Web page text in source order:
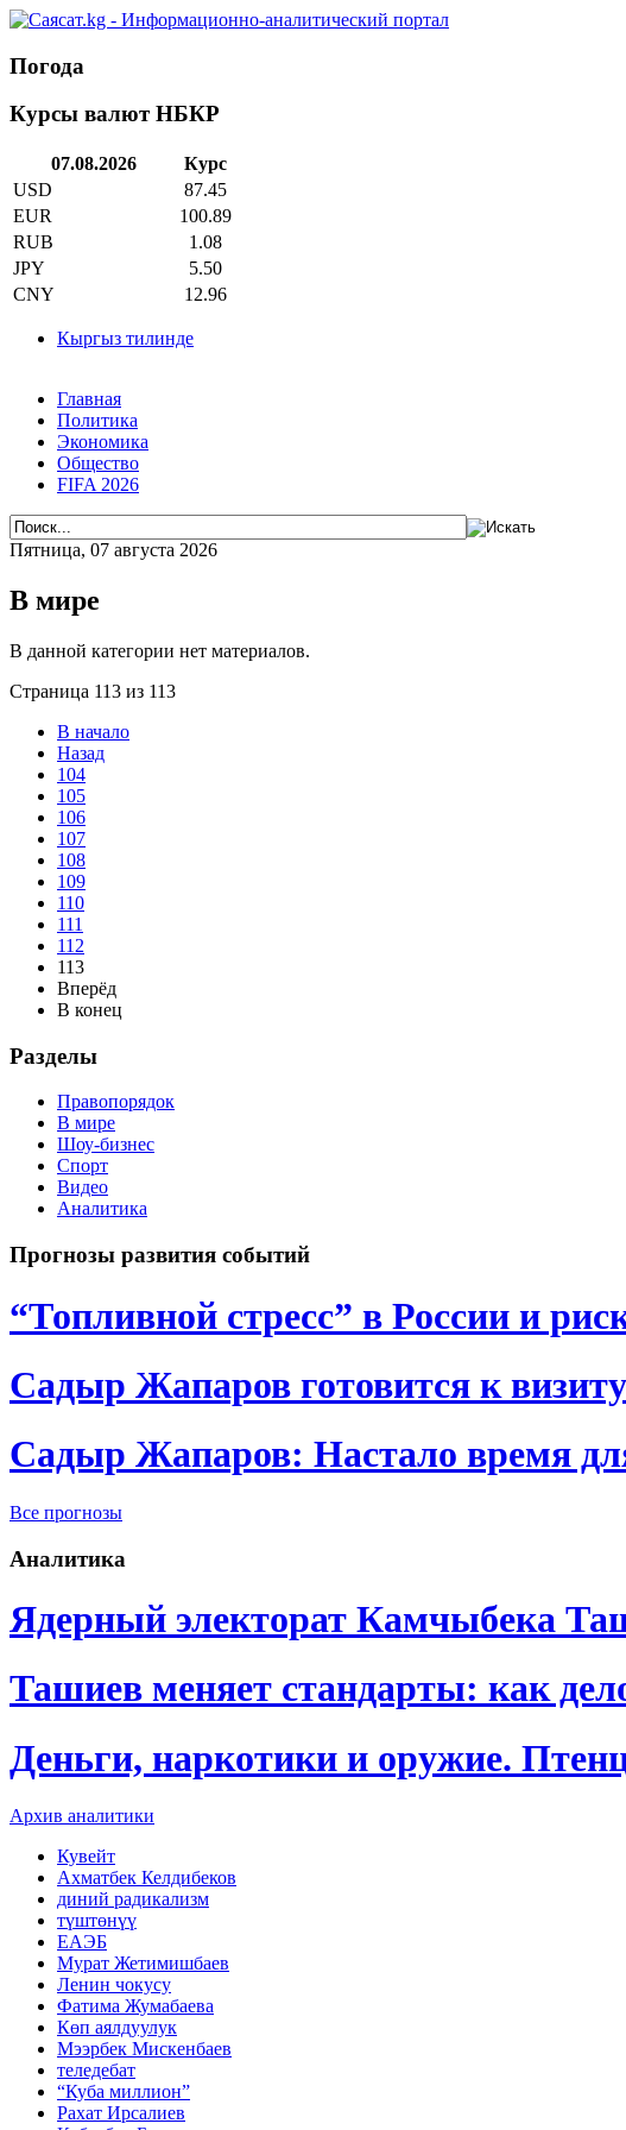
Погода
Курсы валют НБКР
07.08.2026
Курс
USD
87.45
EUR
100.89
RUB
1.08
JPY
5.50
CNY
12.96
Кыргыз тилинде
Главная
Политика
Экономика
Общество
FIFA 2026
Пятница, 07 августа 2026
В мире
В данной категории нет материалов.
Страница 113 из 113
В начало
Назад
104
105
106
107
108
109
110
111
112
113
Вперёд
В конец
Разделы
Правопорядок
В мире
Шоу-бизнес
Спорт
Видео
Аналитика
Прогнозы развития событий
“Топливной стресс” в России и
Садыр Жапаров готовится к
Садыр Жапаров: Настало время
Все прогнозы
Аналитика
Ядерный электорат Камчыбека
Ташиев меняет стандарты: как
Деньги, наркотики и оружие.
Архив аналитики
Кувейт
Ахматбек Келдибеков
диний радикализм
түштөнүү
ЕАЭБ
Мурат Жетимишбаев
Ленин чокусу
Фатима Жумабаева
Көп аялдуулук
Мээрбек Мискенбаев
теледебат
“Куба миллион”
Рахат Ирсалиев